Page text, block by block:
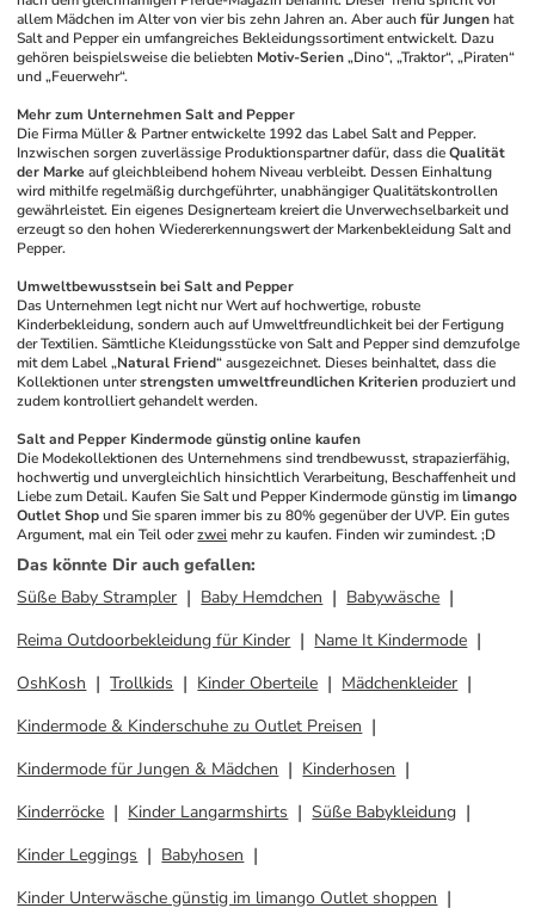
allem Mädchen im Alter von vier bis zehn Jahren an. Aber auch für Jungen hat
Salt and Pepper ein umfangreiches Bekleidungssortiment entwickelt. Dazu
gehören beispielsweise die beliebten Motiv-Serien „Dino“, „Traktor“, „Piraten“
und „Feuerwehr“.
Mehr zum Unternehmen Salt and Pepper
Die Firma Müller & Partner entwickelte 1992 das Label Salt and Pepper.
Inzwischen sorgen zuverlässige Produktionspartner dafür, dass die Qualität
der Marke auf gleichbleibend hohem Niveau verbleibt. Dessen Einhaltung
wird mithilfe regelmäßig durchgeführter, unabhängiger Qualitätskontrollen
gewährleistet. Ein eigenes Designerteam kreiert die Unverwechselbarkeit und
erzeugt so den hohen Wiedererkennungswert der Markenbekleidung Salt and
Pepper.
Umweltbewusstsein bei Salt and Pepper
Das Unternehmen legt nicht nur Wert auf hochwertige, robuste
Kinderbekleidung, sondern auch auf Umweltfreundlichkeit bei der Fertigung
der Textilien. Sämtliche Kleidungsstücke von Salt and Pepper sind demzufolge
mit dem Label „Natural Friend“ ausgezeichnet. Dieses beinhaltet, dass die
Kollektionen unter strengsten umweltfreundlichen Kriterien produziert und
zudem kontrolliert gehandelt werden.
Salt and Pepper Kindermode günstig online kaufen
Die Modekollektionen des Unternehmens sind trendbewusst, strapazierfähig,
hochwertig und unvergleichlich hinsichtlich Verarbeitung, Beschaffenheit und
Liebe zum Detail. Kaufen Sie Salt und Pepper Kindermode günstig im limango
Outlet Shop und Sie sparen immer bis zu 80% gegenüber der UVP. Ein gutes
Argument, mal ein Teil oder zwei mehr zu kaufen. Finden wir zumindest. ;D
Das könnte Dir auch gefallen:
Süße Baby Strampler
Baby Hemdchen
Babywäsche
Reima Outdoorbekleidung für Kinder
Name It Kindermode
OshKosh
Trollkids Kinder Oberteile
Mädchenkleider
Kindermode & Kinderschuhe zu Outlet Preisen
Kindermode für Jungen & Mädchen
Kinderhosen
Kinderröcke
Kinder Langarmshirts
Süße Babykleidung
Kinder Leggings
Babyhosen
Kinder Unterwäsche günstig im limango Outlet shoppen